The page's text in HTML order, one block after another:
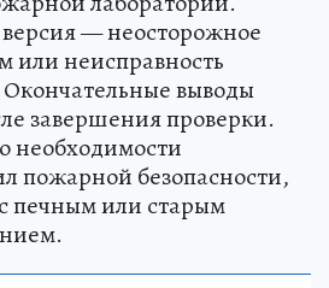
— неосторожное
или неисправность
выводы
завершения проверки.
необходимости
пожарной безопасности,
печным или старым